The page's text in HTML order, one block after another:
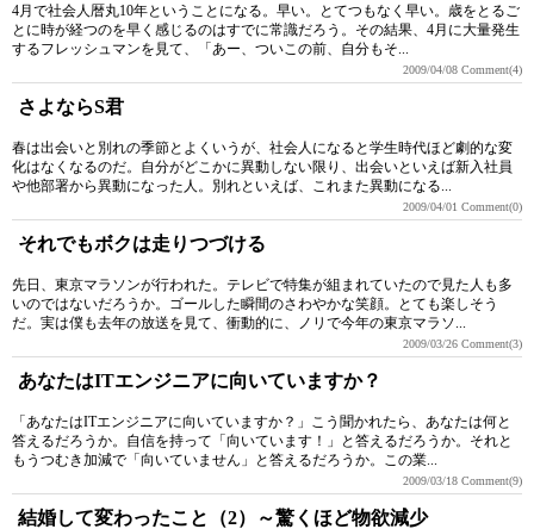
4月で社会人暦丸10年ということになる。早い。とてつもなく早い。歳をとるご
とに時が経つのを早く感じるのはすでに常識だろう。その結果、4月に大量発生
するフレッシュマンを見て、「あー、ついこの前、自分もそ...
2009/04/08 Comment(4)
さよならS君
春は出会いと別れの季節とよくいうが、社会人になると学生時代ほど劇的な変
化はなくなるのだ。自分がどこかに異動しない限り、出会いといえば新入社員
や他部署から異動になった人。別れといえば、これまた異動になる...
2009/04/01 Comment(0)
それでもボクは走りつづける
先日、東京マラソンが行われた。テレビで特集が組まれていたので見た人も多
いのではないだろうか。ゴールした瞬間のさわやかな笑顔。とても楽しそう
だ。実は僕も去年の放送を見て、衝動的に、ノリで今年の東京マラソ...
2009/03/26 Comment(3)
あなたはITエンジニアに向いていますか？
「あなたはITエンジニアに向いていますか？」こう聞かれたら、あなたは何と
答えるだろうか。自信を持って「向いています！」と答えるだろうか。それと
もうつむき加減で「向いていません」と答えるだろうか。この業...
2009/03/18 Comment(9)
結婚して変わったこと（2）～驚くほど物欲減少